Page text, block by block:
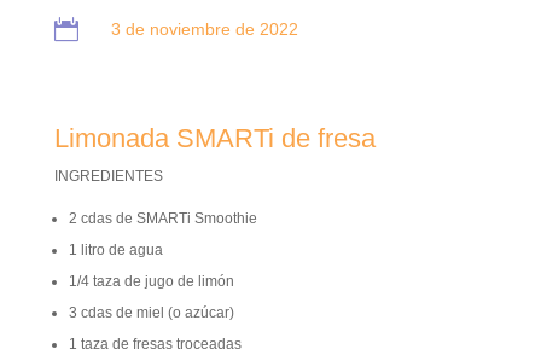
 3 de noviembre de 2022
Limonada SMARTi de fresa
INGREDIENTES
2 cdas de SMARTi Smoothie
1 litro de agua
1/4 taza de jugo de limón
3 cdas de miel (o azúcar)
1 taza de fresas troceadas